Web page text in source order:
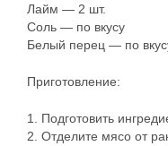
Лайм — 2 шт.
Соль — по вкусу
Белый перец — по
Приготовление:
1. Подготовить
2. Отделите мясо от